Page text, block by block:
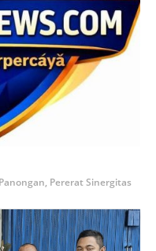
Pererat Sinergitas